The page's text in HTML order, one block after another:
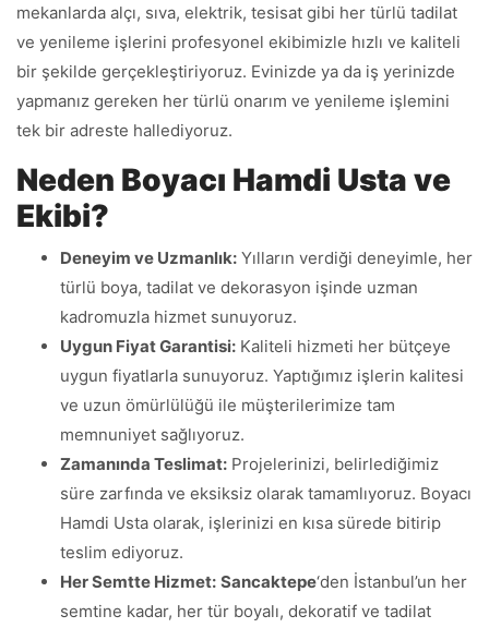
mekanlarda alçı, sıva, elektrik, tesisat gibi her türlü tadilat
ve yenileme işlerini profesyonel ekibimizle hızlı ve kaliteli
bir şekilde gerçekleştiriyoruz. Evinizde ya da iş yerinizde
yapmanız gereken her türlü onarım ve yenileme işlemini
tek bir adreste hallediyoruz.
Neden Boyacı Hamdi Usta ve
Ekibi?
Deneyim ve Uzmanlık: Yılların verdiği deneyimle, her
türlü boya, tadilat ve dekorasyon işinde uzman
kadromuzla hizmet sunuyoruz.
Uygun Fiyat Garantisi: Kaliteli hizmeti her bütçeye
uygun fiyatlarla sunuyoruz. Yaptığımız işlerin kalitesi
ve uzun ömürlülüğü ile müşterilerimize tam
memnuniyet sağlıyoruz.
Zamanında Teslimat: Projelerinizi, belirlediğimiz
süre zarfında ve eksiksiz olarak tamamlıyoruz. Boyacı
Hamdi Usta olarak, işlerinizi en kısa sürede bitirip
teslim ediyoruz.
Her Semtte Hizmet: Sancaktepe‘den İstanbul’un her
semtine kadar, her tür boyalı, dekoratif ve tadilat